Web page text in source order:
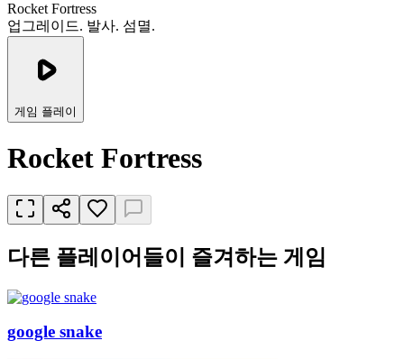
Rocket Fortress
업그레이드. 발사. 섬멸.
게임 플레이
Rocket Fortress
다른 플레이어들이 즐겨하는 게임
google snake